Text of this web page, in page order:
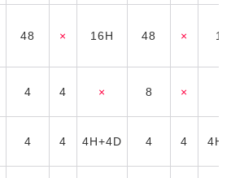
48 × 16H 48 ×
4 4 × 8 ×
4 4 4H+4D 4 4